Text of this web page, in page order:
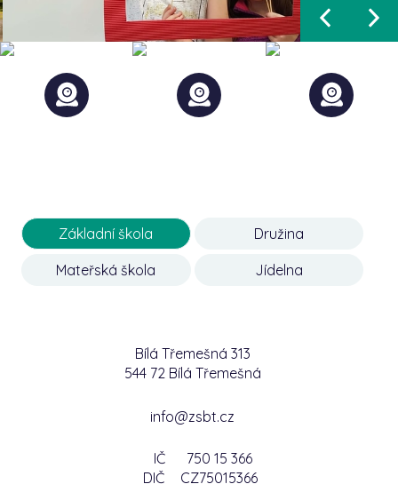
Základní škola Družina
Mateřská škola Jídelna
Bílá Třemešná 313
544 72 Bílá Třemešná
info@zsbt.cz
IČ
750 15 366
DIČ
CZ75015366